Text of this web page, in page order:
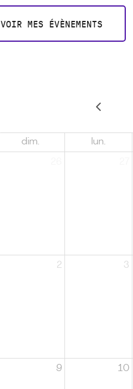
VOIR MES ÉVÈNEMENTS
dim. lun.
2 3
9 10